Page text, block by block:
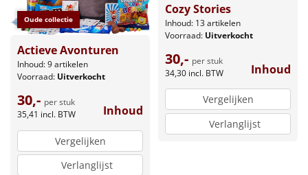
Oude collectie
Actieve Avonturen
Inhoud: 9 artikelen
Voorraad: Uitverkocht
30,- per stuk
35,41 incl. BTW Inhoud
Vergelijken
Verlanglijst
Cozy Stories
Inhoud: 13 artikelen
Voorraad: Uitverkocht
30,- per stuk
34,30 incl. BTW Inhoud
Vergelijken
Verlanglijst